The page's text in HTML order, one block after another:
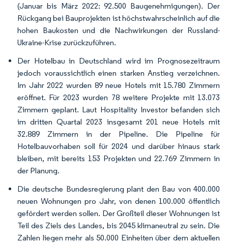
(Januar bis März 2022: 92.500 Baugenehmigungen). Der
Rückgang bei Bauprojekten ist höchstwahrscheinlich auf die
hohen Baukosten und die Nachwirkungen der Russland-
Ukraine-Krise zurückzuführen.
Der Hotelbau in Deutschland wird im Prognosezeitraum
jedoch voraussichtlich einen starken Anstieg verzeichnen.
Im Jahr 2022 wurden 89 neue Hotels mit 15.780 Zimmern
eröffnet. Für 2023 wurden 78 weitere Projekte mit 13.073
Zimmern geplant. Laut Hospitality Investor befanden sich
im dritten Quartal 2023 insgesamt 201 neue Hotels mit
32.889 Zimmern in der Pipeline. Die Pipeline für
Hotelbauvorhaben soll für 2024 und darüber hinaus stark
bleiben, mit bereits 153 Projekten und 22.769 Zimmern in
der Planung.
Die deutsche Bundesregierung plant den Bau von 400.000
neuen Wohnungen pro Jahr, von denen 100.000 öffentlich
gefördert werden sollen. Der Großteil dieser Wohnungen ist
Teil des Ziels des Landes, bis 2045 klimaneutral zu sein. Die
Zahlen liegen mehr als 50.000 Einheiten über dem aktuellen